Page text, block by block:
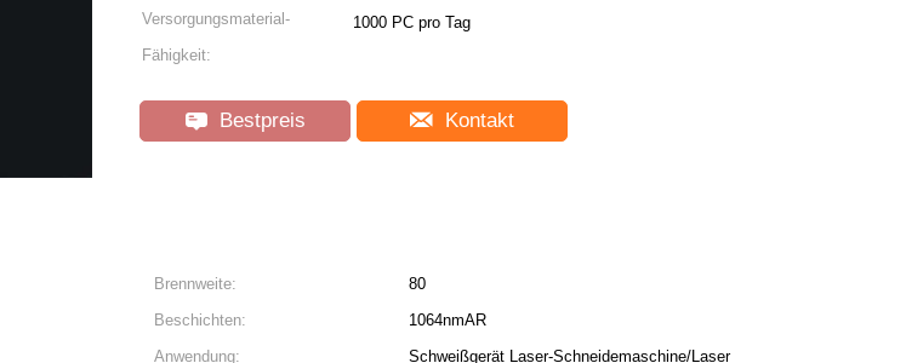
Versorgungsmaterial-
Fähigkeit:
1000 PC pro Tag
Bestpreis Kontakt
Brennweite:
80
Beschichten:
1064nmAR
Anwendung:
Schweißgerät Laser-Schneidemaschine/Laser